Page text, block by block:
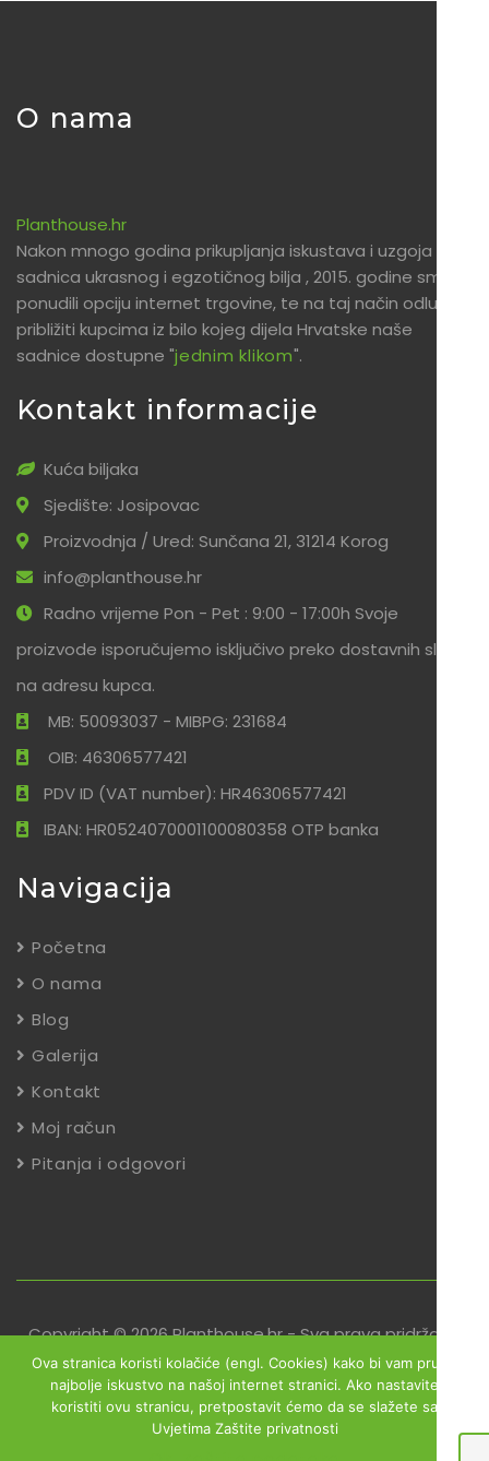
O nama
Planthouse.hr
Nakon mnogo godina prikupljanja iskustava i uzgoja
sadnica ukrasnog i egzotičnog bilja , 2015. godine smo
ponudili opciju internet trgovine, te na taj način odlučili
približiti kupcima iz bilo kojeg dijela Hrvatske naše
sadnice dostupne "jednim klikom".
Kontakt informacije
Kuća biljaka
Sjedište: Josipovac
Proizvodnja / Ured: Sunčana 21, 31214 Korog
info@planthouse.hr
Radno vrijeme Pon - Pet : 9:00 - 17:00h Svoje
proizvode isporučujemo isključivo preko dostavnih službi
na adresu kupca.
MB: 50093037 - MIBPG: 231684
OIB: 46306577421
PDV ID (VAT number): HR46306577421
IBAN: HR0524070001100080358 OTP banka
Navigacija
Početna
O nama
Blog
Galerija
Kontakt
Moj račun
Pitanja i odgovori
Copyright © 2026 Planthouse.hr - Sva prava pridržana
Uvjeti poslovanja Reklamacije
Zaštita podataka
Izjava o sigurnosti online plaćanja
Obrazac za jednostrani raskid ugovora
Ova stranica koristi kolačiće (engl. Cookies) kako bi vam pružili
najbolje iskustvo na našoj internet stranici. Ako nastavite
koristiti ovu stranicu, pretpostavit ćemo da se slažete sa
Uvjetima Zaštite privatnosti